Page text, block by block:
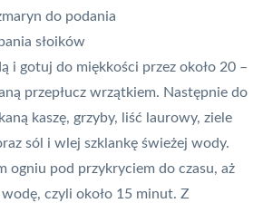
do podania
słoików
i gotuj do miękkości przez około 20 –
przepłucz wrzątkiem. Następnie do
kaszę, grzyby, liść laurowy, ziele
sól i wlej szklankę świeżej wody.
ogniu pod przykryciem do czasu, aż
wodę, czyli około 15 minut. Z